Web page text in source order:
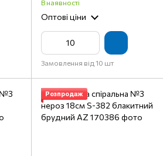
В наявності
Оптові ціни
Замовлення від 10 шт
Розпродаж